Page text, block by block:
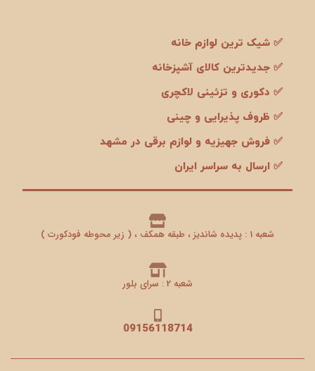
✅ شیک ترین لوازم خانه
✅ جدیدترین کالای آشپزخانه
✅ دکوری و تزئینی لاکچری
✅ ظروف پذیرایی و چینی
✅ فروش جهیزیه و لوازم برقی در مشهد
✅ ارسال به سراسر ایران
شعبه 1 : پدیده شاندیز ، طبقه همکف ، ( زیر محوطه فودکورت )
شعبه 2 : سرای بلور
09156118714